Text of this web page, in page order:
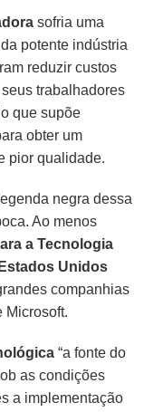
sofria uma
potente indústria
reduzir custos
trabalhadores
que supõe
obter um
pior qualidade.
negra dessa
Ao menos
a Tecnologia
Unidos
companhias
Microsoft.
“a fonte do
as condições
a implementação